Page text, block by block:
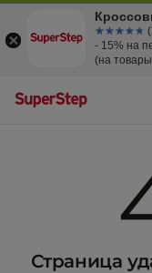
Страница
☆☆☆☆☆
★★★★★
- 15% на
(на